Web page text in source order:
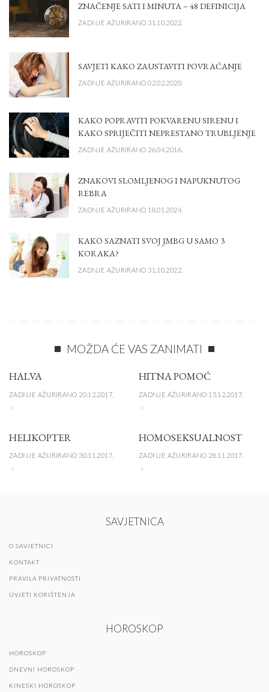
ZNAČENJE SATI I MINUTA – 48 DEFINICIJA
ZADNJE AŽURIRANO 31.10.2022.
SAVJETI KAKO ZAUSTAVITI POVRAĆANJE
ZADNJE AŽURIRANO 02.02.2020.
KAKO POPRAVITI POKVARENU SIRENU I
KAKO SPRIJEČITI NEPRESTANO TRUBLJENJE
ZADNJE AŽURIRANO 26.04.2016.
ZNAKOVI SLOMLJENOG I NAPUKNUTOG
REBRA
ZADNJE AŽURIRANO 18.01.2024.
KAKO SAZNATI SVOJ JMBG U SAMO 3
KORAKA?
ZADNJE AŽURIRANO 31.10.2022.
MOŽDA ĆE VAS ZANIMATI
HALVA
ZADNJE AŽURIRANO 20.12.2017.
HITNA POMOĆ
ZADNJE AŽURIRANO 15.12.2017.
HELIKOPTER
ZADNJE AŽURIRANO 30.11.2017.
HOMOSEKSUALNOST
ZADNJE AŽURIRANO 28.11.2017.
SAVJETNICA
O SAVJETNICI
KONTAKT
PRAVILA PRIVATNOSTI
UVJETI KORIŠTENJA
HOROSKOP
HOROSKOP
DNEVNI HOROSKOP
KINESKI HOROSKOP